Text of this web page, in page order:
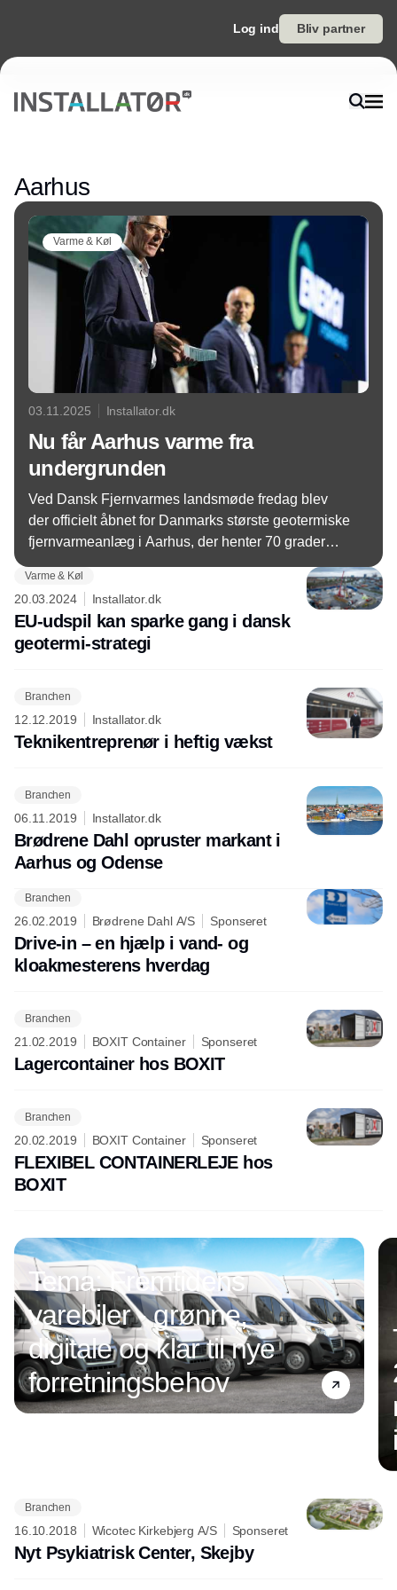
Log ind Bliv partner
Aarhus
Varme & Køl
03.11.2025 Installator.dk
Nu får Aarhus varme fra
undergrunden
Ved Dansk Fjernvarmes landsmøde fredag blev
der officielt åbnet for Danmarks største geotermiske
fjernvarmeanlæg i Aarhus, der henter 70 grader
direkte ud i aarhusianske radiatorer.
Varme & Køl
20.03.2024 Installator.dk
EU-udspil kan sparke gang i dansk
geotermi-strategi
Branchen
12.12.2019 Installator.dk
Teknikentreprenør i heftig vækst
Branchen
06.11.2019 Installator.dk
Brødrene Dahl opruster markant i
Aarhus og Odense
Branchen
26.02.2019 Brødrene Dahl A/S Sponseret
Drive-in – en hjælp i vand- og
kloakmesterens hverdag
Branchen
21.02.2019 BOXIT Container Sponseret
Lagercontainer hos BOXIT
Branchen
20.02.2019 BOXIT Container Sponseret
FLEXIBEL CONTAINERLEJE hos
BOXIT
Tema: Fremtidens
varebiler - grønne,
digitale og klar til nye
forretningsbehov
Branchen
16.10.2018 Wicotec Kirkebjerg A/S Sponseret
Nyt Psykiatrisk Center, Skejby